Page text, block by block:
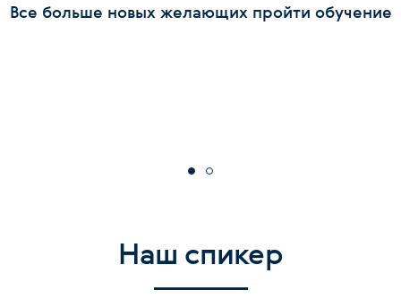
Все больше новых желающих пройти обучение
Наш спикер